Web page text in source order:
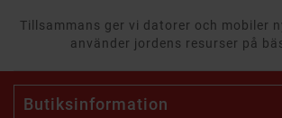
Tillsammans ger vi datorer och mobiler
använder jordens resurser på
Butiksinformation